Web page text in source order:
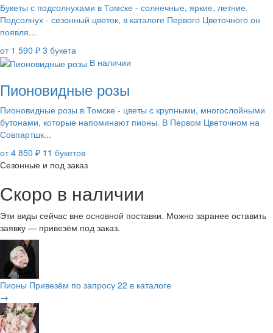
Букеты с подсолнухами в Томске - солнечные, яркие, летние.
Подсолнух - сезонный цветок, в каталоге Первого Цветочного он
появля...
от 1 590 ₽ 3 букета
В наличии
Пионовидные розы
Пионовидные розы в Томске - цветы с крупными, многослойными
бутонами, которые напоминают пионы. В Первом Цветочном на
Совпартшк...
от 4 850 ₽ 11 букетов
Сезонные и под заказ
Скоро в наличии
Эти виды сейчас вне основной поставки. Можно заранее оставить
заявку — привезём под заказ.
Пионы Привезём по запросу 22 в каталоге
→